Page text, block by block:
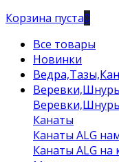
Корзина пуста0
Все товары
Новинки
Канаты
Канаты ALG
Канаты ALG на